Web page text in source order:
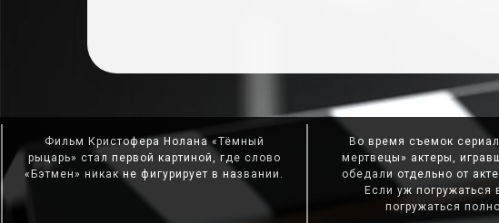
Фильм Кристофера Нолана «Тёмный
рыцарь» стал первой картиной, где слово
«Бэтмен» никак не фигурирует в названии.
Во время съемок
мертвецы» актеры,
обедали отдельно от
Если уж погружаться
погружаться